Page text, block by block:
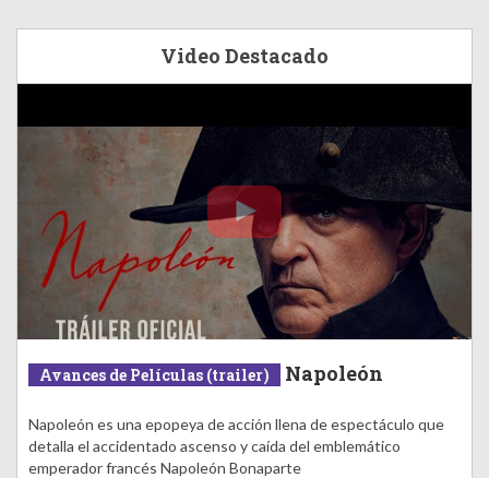
Video Destacado
Avances de Películas (trailer) Napoleón
Napoleón es una epopeya de acción llena de espectáculo que
detalla el accidentado ascenso y caída del emblemático
emperador francés Napoleón Bonaparte